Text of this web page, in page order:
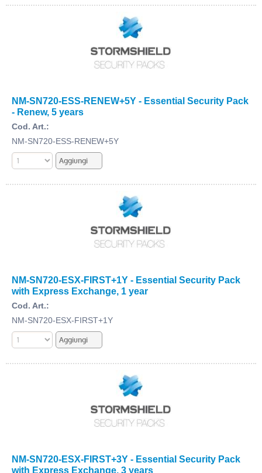
NM-SN720-ESS-RENEW+5Y - Essential Security Pack
- Renew, 5 years
Cod. Art.:
NM-SN720-ESS-RENEW+5Y
NM-SN720-ESX-FIRST+1Y - Essential Security Pack
with Express Exchange, 1 year
Cod. Art.:
NM-SN720-ESX-FIRST+1Y
NM-SN720-ESX-FIRST+3Y - Essential Security Pack
with Express Exchange, 3 years